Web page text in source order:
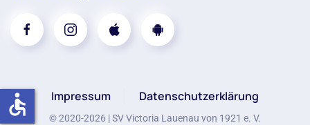
Impressum Datenschutzerklärung
© 2020-2026 | SV Victoria Lauenau von 1921 e. V.
accessible